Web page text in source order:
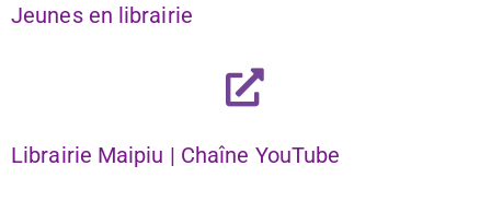
Jeunes en librairie
Librairie Maipiu | Chaîne YouTube